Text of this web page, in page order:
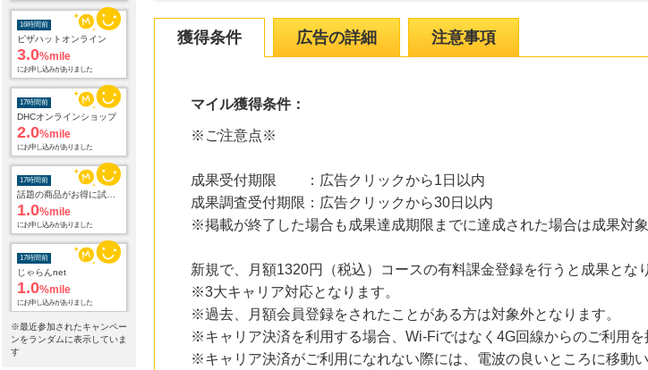
3.0%mile
にお申し込みがありました
17時間前
DHCオンラインショップ
2.0%mile
にお申し込みがありました
17時間前
1.0%mile
にお申し込みがありました
17時間前
じゃらんnet
1.0%mile
にお申し込みがありました
17時間前
ホットペッパーグルメ
100
にお申し込みがありました
※最近参加されたキャンペー
ンをランダムに表示していま
す
獲得条件 広告の詳細 注意事項
マイル獲得条件：
※ご注意点※
成果受付期限 ：広告クリックから1日以内
成果調査受付期限：広告クリックから30日以内
※掲載が終了した場合も成果達成期限までに達成された場合は成果対象
新規で、月額1320円（税込）コースの有料課金登録を行うと成果とな
※3大キャリア対応となります。
※過去、月額会員登録をされたことがある方は対象外となります。
※キャリア決済を利用する場合、Wi-Fiではなく4G回線からのご利用を
※キャリア決済がご利用になれない際には、電波の良いところに移動